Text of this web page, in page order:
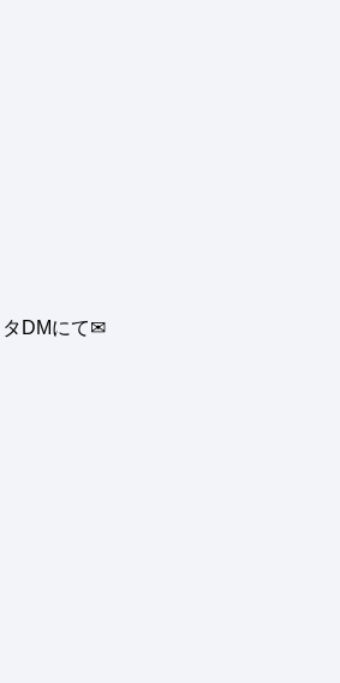
タDMにて✉︎